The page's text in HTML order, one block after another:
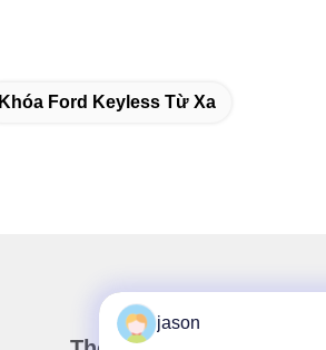
Khóa Ford Keyless Từ Xa
jason